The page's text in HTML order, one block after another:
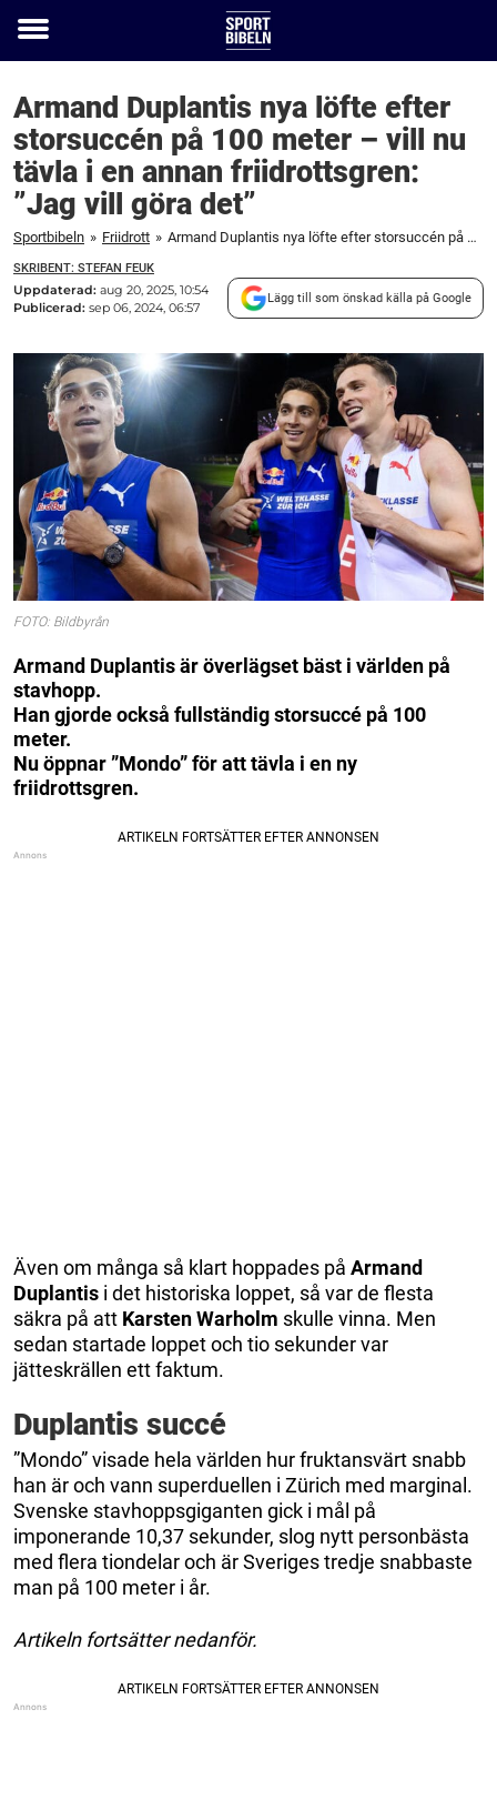
Toggle
Armand Duplantis nya löfte efter
storsuccén på 100 meter – vill nu
tävla i en annan friidrottsgren:
”Jag vill göra det”
Sportbibeln » Friidrott » Armand Duplantis nya löfte efter storsuccén på 100 meter – vill nu tävla i en annan friidrottsgren: "Jag vill göra det"
SKRIBENT: STEFAN FEUK
Uppdaterad: aug 20, 2025, 10:54
Publicerad: sep 06, 2024, 06:57
Lägg till som önskad källa på Google
FOTO: Bildbyrån
Armand Duplantis är överlägset bäst i världen på
stavhopp.
Han gjorde också fullständig storsuccé på 100
meter.
Nu öppnar ”Mondo” för att tävla i en ny
friidrottsgren.
Även om många så klart hoppades på Armand
Duplantis i det historiska loppet, så var de flesta
säkra på att Karsten Warholm skulle vinna. Men
sedan startade loppet och tio sekunder var
jätteskrällen ett faktum.
Duplantis succé
”Mondo” visade hela världen hur fruktansvärt snabb
han är och vann superduellen i Zürich med marginal.
Svenske stavhoppsgiganten gick i mål på
imponerande 10,37 sekunder, slog nytt personbästa
med flera tiondelar och är Sveriges tredje snabbaste
man på 100 meter i år.
Artikeln fortsätter nedanför.